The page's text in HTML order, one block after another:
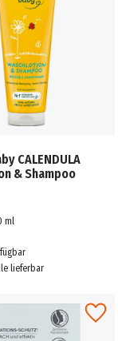
CALENDULA
& Shampoo
ml
lieferbar